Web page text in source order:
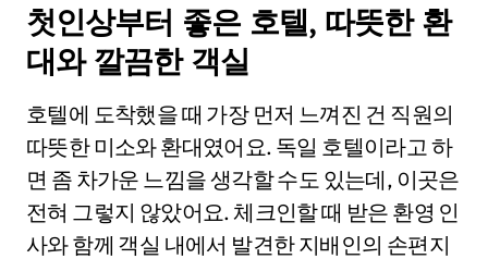
첫인상부터 좋은 호텔, 따뜻한 환
대와 깔끔한 객실
호텔에 도착했을 때 가장 먼저 느껴진 건 직원의
따뜻한 미소와 환대였어요. 독일 호텔이라고 하
면 좀 차가운 느낌을 생각할 수도 있는데, 이곳은
전혀 그렇지 않았어요. 체크인할 때 받은 환영 인
사와 함께 객실 내에서 발견한 지배인의 손편지